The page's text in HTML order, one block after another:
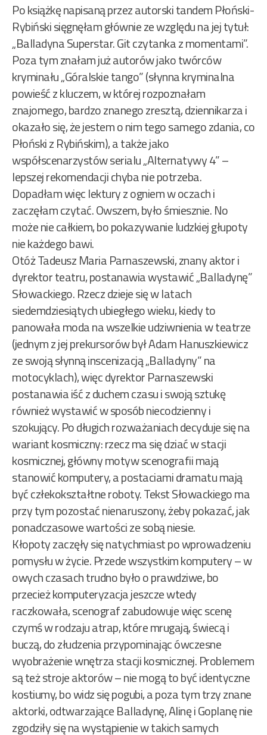
Po książkę napisaną przez autorski tandem Płoński-
Rybiński sięgnęłam głównie ze względu na jej tytuł:
„Balladyna Superstar. Git czytanka z momentami”.
Poza tym znałam już autorów jako twórców
kryminału „Góralskie tango” (słynna kryminalna
powieść z kluczem, w której rozpoznałam
znajomego, bardzo znanego zresztą, dziennikarza i
okazało się, że jestem o nim tego samego zdania, co
Płoński z Rybińskim), a także jako
współscenarzystów serialu „Alternatywy 4” –
lepszej rekomendacji chyba nie potrzeba.
Dopadłam więc lektury z ogniem w oczach i
zaczęłam czytać. Owszem, było śmiesznie. No
może nie całkiem, bo pokazywanie ludzkiej głupoty
nie każdego bawi.
Otóż Tadeusz Maria Parnaszewski, znany aktor i
dyrektor teatru, postanawia wystawić „Balladynę”
Słowackiego. Rzecz dzieje się w latach
siedemdziesiątych ubiegłego wieku, kiedy to
panowała moda na wszelkie udziwnienia w teatrze
(jednym z jej prekursorów był Adam Hanuszkiewicz
ze swoją słynną inscenizacją „Balladyny” na
motocyklach), więc dyrektor Parnaszewski
postanawia iść z duchem czasu i swoją sztukę
również wystawić w sposób niecodzienny i
szokujący. Po długich rozważaniach decyduje się na
wariant kosmiczny: rzecz ma się dziać w stacji
kosmicznej, główny motyw scenografii mają
stanowić komputery, a postaciami dramatu mają
być człekokształtne roboty. Tekst Słowackiego ma
przy tym pozostać nienaruszony, żeby pokazać, jak
ponadczasowe wartości ze sobą niesie.
Kłopoty zaczęły się natychmiast po wprowadzeniu
pomysłu w życie. Przede wszystkim komputery – w
owych czasach trudno było o prawdziwe, bo
przecież komputeryzacja jeszcze wtedy
raczkowała, scenograf zabudowuje więc scenę
czymś w rodzaju atrap, które mrugają, świecą i
buczą, do złudzenia przypominając ówczesne
wyobrażenie wnętrza stacji kosmicznej. Problemem
są też stroje aktorów – nie mogą to być identyczne
kostiumy, bo widz się pogubi, a poza tym trzy znane
aktorki, odtwarzające Balladynę, Alinę i Goplanę nie
zgodziły się na wystąpienie w takich samych